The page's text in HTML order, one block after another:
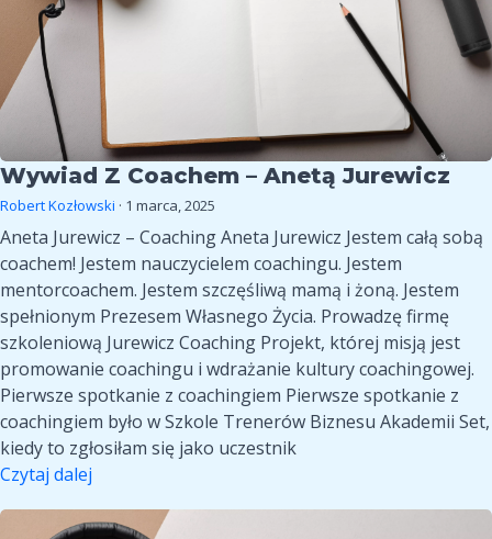
Wywiad Z Coachem – Anetą Jurewicz
Robert Kozłowski · 1 marca, 2025
Aneta Jurewicz – Coaching Aneta Jurewicz Jestem całą sobą
coachem! Jestem nauczycielem coachingu. Jestem
mentorcoachem. Jestem szczęśliwą mamą i żoną. Jestem
spełnionym Prezesem Własnego Życia. Prowadzę firmę
szkoleniową Jurewicz Coaching Projekt, której misją jest
promowanie coachingu i wdrażanie kultury coachingowej.
Pierwsze spotkanie z coachingiem Pierwsze spotkanie z
coachingiem było w Szkole Trenerów Biznesu Akademii Set,
kiedy to zgłosiłam się jako uczestnik
Czytaj dalej
coachem
Wywiad